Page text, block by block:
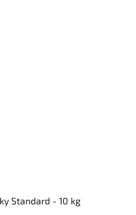
Standard - 10 kg